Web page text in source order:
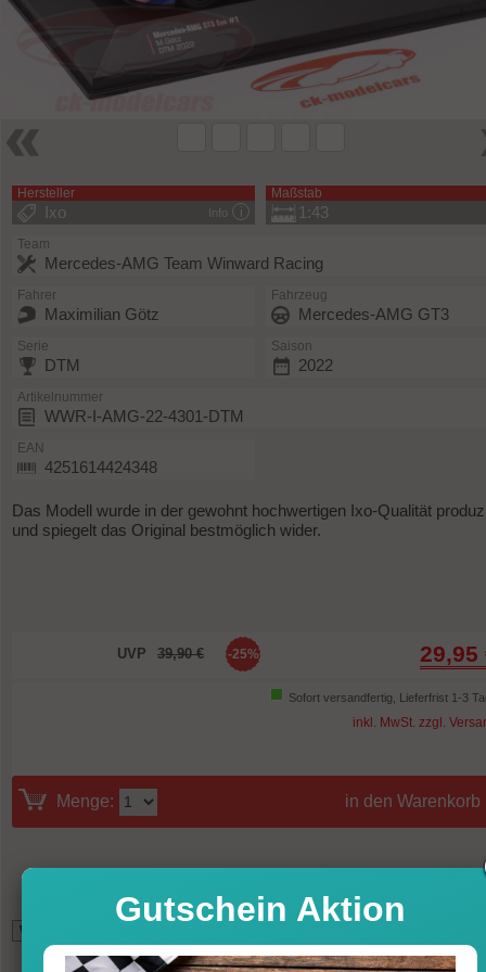
Hersteller
Info
Ixo
Maßstab
1:43
Team
Mercedes-AMG Team Winward Racing
Fahrer
Maximilian Götz
Fahrzeug
Mercedes-AMG GT3
Serie
DTM
Saison
2022
Artikelnummer
WWR-I-AMG-22-4301-DTM
EAN
4251614424348
Das Modell wurde in der gewohnt hochwertigen Ixo-Qualität
und spiegelt das Original bestmöglich wider.
UVP 39,90 € -25% 29,95
Sofort versandfertig, Lieferfrist 1-3
inkl. MwSt. zzgl.
Menge: in den Warenkorb
GBP (British Pound) 33,13
USD (U.S. Dollar)
Gutschein Aktion